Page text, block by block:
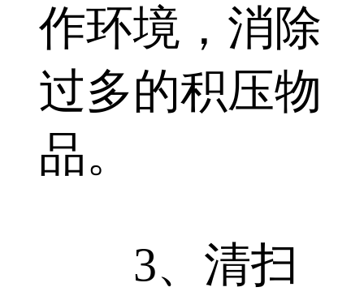
作环境，消除
过多的积压物
品。
3、清扫